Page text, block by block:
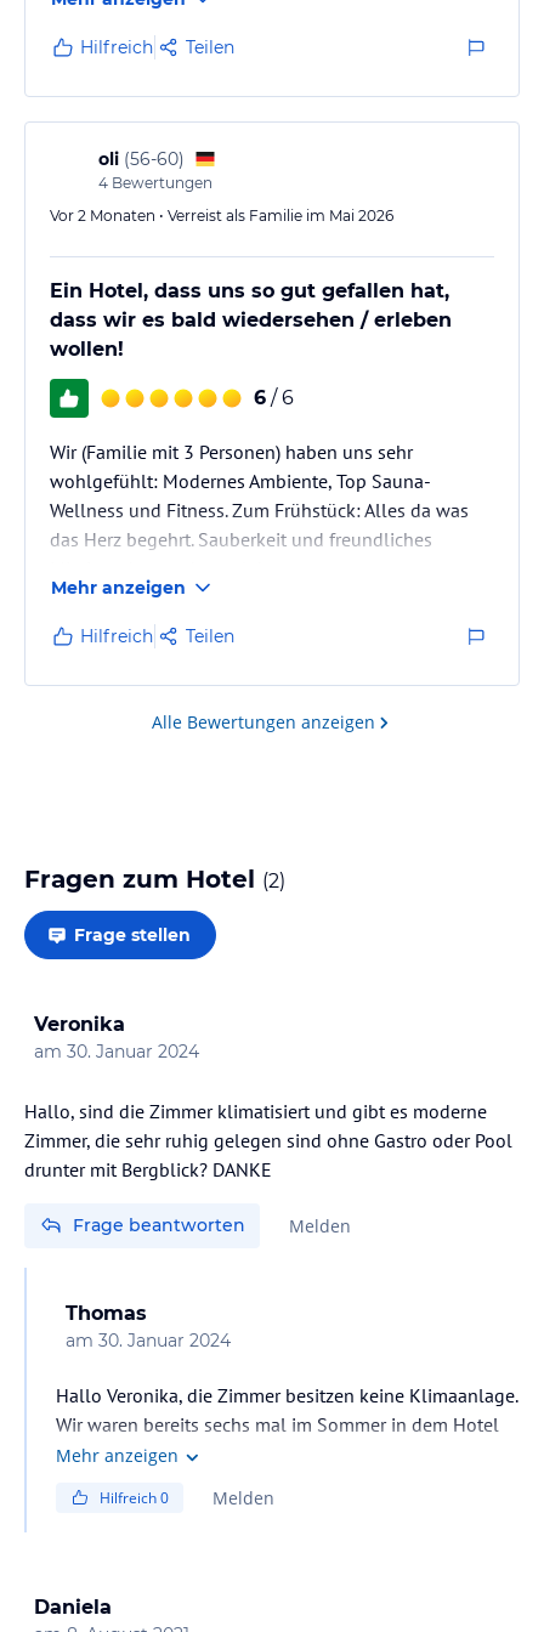
Hoteliers-/Veranstalter-/Kataloginformationen. Alle Angaben
ohne Gewähr und ohne Prüfung durch HolidayCheck. Bitte
lies vor der Buchung die verbindlichen
des
jede Gelegenheit super Ideen für Wanderungen
abseits der touristischen Pfade.. das Hotel bekommt
von uns als Familie mit zwei kleinen Kindern ganz
klar eine 1+
Hilfreich Teilen
oli (56-60)
4 Bewertungen
Vor 2 Monaten • Verreist als Familie im Mai 2026
Ein Hotel, dass uns so gut gefallen hat,
dass wir es bald wiedersehen / erleben
wollen!
6 / 6
Wir (Familie mit 3 Personen) haben uns sehr
wohlgefühlt: Modernes Ambiente, Top Sauna-
Wellness und Fitness. Zum Frühstück: Alles da was
das Herz begehrt. Sauberkeit und freundliches
Mehr anzeigen
Hilfreich Teilen
Alle Bewertungen anzeigen
Fragen zum Hotel (2)
Frage stellen
Veronika
am 30. Januar 2024
Hallo, sind die Zimmer klimatisiert und gibt es moderne
Zimmer, die sehr ruhig gelegen sind ohne Gastro oder Pool
drunter mit Bergblick? DANKE
Frage beantworten Melden
Thomas
am 30. Januar 2024
Hallo Veronika, die Zimmer besitzen keine Klimaanlage.
Wir waren bereits sechs mal im Sommer in dem Hotel
und hatten bis 35 Grad Aussentemperatur. Aufgrund der
Zimmer 104 oder 106 (bitte beim Inh. Stephan erfragen)
der Homepage ist das Zimmer im Erdgeschoss das
Mehr anzeigen
Hilfreich0 Melden
Daniela